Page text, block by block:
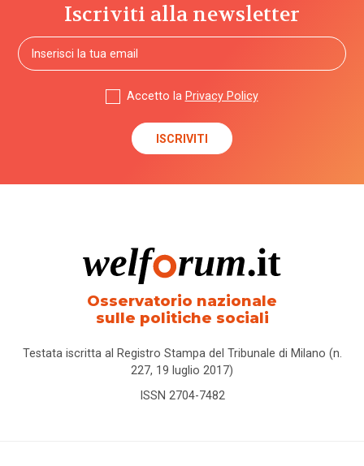
Iscriviti alla newsletter
Accetto la Privacy Policy
Osservatorio nazionale
sulle politiche sociali
Testata iscritta al Registro Stampa del Tribunale di Milano (n.
227, 19 luglio 2017)
ISSN 2704-7482